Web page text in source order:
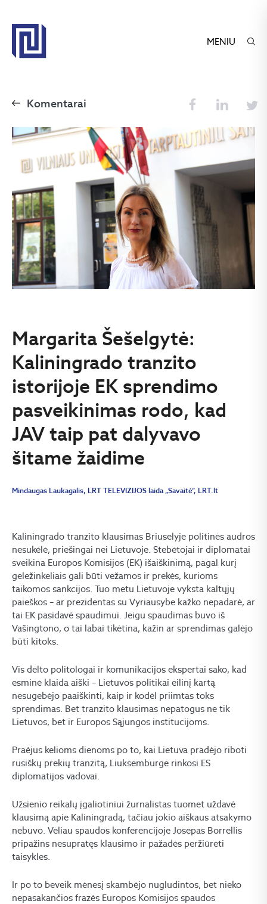
MENIU
Komentarai
Margarita Šešelgytė:
Kaliningrado tranzito
istorijoje EK sprendimo
pasveikinimas rodo, kad
JAV taip pat dalyvavo
šitame žaidime
Mindaugas Laukagalis, LRT TELEVIZIJOS laida „Savaitė“, LRT.lt
Kaliningrado tranzito klausimas Briuselyje politinės audros
nesukėlė, priešingai nei Lietuvoje. Stebėtojai ir diplomatai
sveikina Europos Komisijos (EK) išaiškinimą, pagal kurį
geležinkeliais gali būti vežamos ir prekės, kurioms
taikomos sankcijos. Tuo metu Lietuvoje vyksta kaltųjų
paieškos – ar prezidentas su Vyriausybe kažko nepadarė, ar
tai EK pasidavė spaudimui. Jeigu spaudimas buvo iš
Vašingtono, o tai labai tikėtina, kažin ar sprendimas galėjo
būti kitoks.
Vis dėlto politologai ir komunikacijos ekspertai sako, kad
esminė klaida aiški – Lietuvos politikai eilinį kartą
nesugebėjo paaiškinti, kaip ir kodėl priimtas toks
sprendimas. Bet tranzito klausimas nepatogus ne tik
Lietuvos, bet ir Europos Sąjungos institucijoms.
Praėjus kelioms dienoms po to, kai Lietuva pradėjo riboti
rusiškų prekių tranzitą, Liuksemburge rinkosi ES
diplomatijos vadovai.
Užsienio reikalų įgaliotiniui žurnalistas tuomet uždavė
klausimą apie Kaliningradą, tačiau jokio aiškaus atsakymo
nebuvo. Vėliau spaudos konferencijoje Josepas Borrellis
pripažins nesupratęs klausimo ir pažadės peržiūrėti
taisykles.
Ir po to beveik mėnesį skambėjo nugludintos, bet nieko
nepasakančios frazės Europos Komisijos spaudos